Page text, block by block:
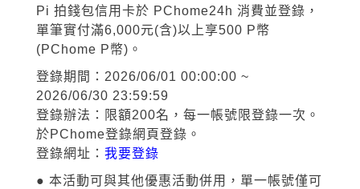
Pi 拍錢包信用卡於 PChome24h 消費並登錄，
單筆實付滿6,000元(含)以上享500 P幣
(PChome P幣)。
登錄期間：2026/06/01 00:00:00 ~
2026/06/30 23:59:59
登錄辦法：限額200名，每一帳號限登錄一次。
於PChome登錄網頁登錄。
登錄網址： 我要登錄
● 本活動可與其他優惠活動併用，單一帳號僅可